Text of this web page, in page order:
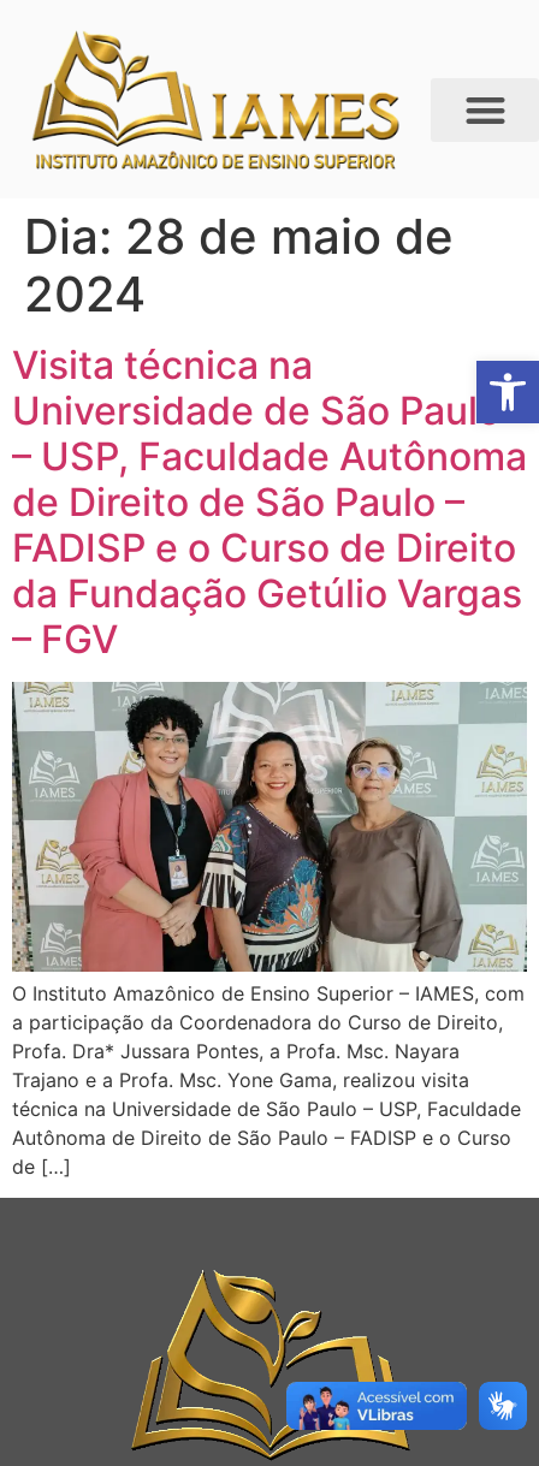
Abrir
Dia: 28 de maio de
2024
Visita técnica na
Universidade de São Paulo
– USP, Faculdade Autônoma
de Direito de São Paulo –
FADISP e o Curso de Direito
da Fundação Getúlio Vargas
– FGV
O Instituto Amazônico de Ensino Superior – IAMES, com
a participação da Coordenadora do Curso de Direito,
Profa. Dra* Jussara Pontes, a Profa. Msc. Nayara
Trajano e a Profa. Msc. Yone Gama, realizou visita
técnica na Universidade de São Paulo – USP, Faculdade
Autônoma de Direito de São Paulo – FADISP e o Curso
de […]